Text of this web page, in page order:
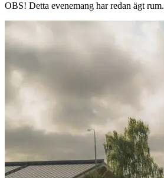
OBS! Detta evenemang har redan ägt rum.